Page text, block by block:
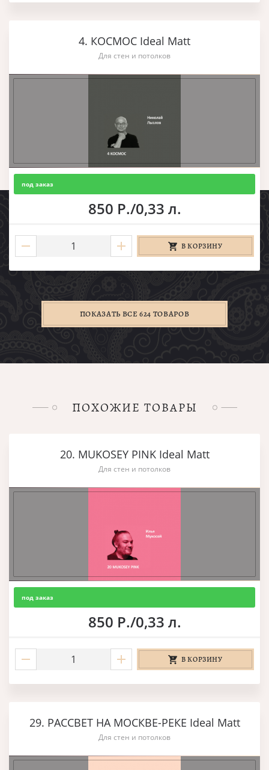
4. КОСМОС Ideal Matt
Для стен и потолков
под заказ
850 Р./0,33 л.
В КОРЗИНУ
ПОКАЗАТЬ ВСЕ 624 ТОВАРОВ
ПОХОЖИЕ ТОВАРЫ
20. MUKOSEY PINK Ideal Matt
Для стен и потолков
под заказ
850 Р./0,33 л.
В КОРЗИНУ
29. РАССВЕТ НА МОСКВЕ-РЕКЕ Ideal Matt
Для стен и потолков